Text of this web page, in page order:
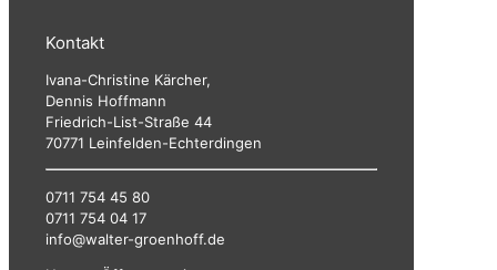
Kontakt
Ivana-Christine Kärcher,
Dennis Hoffmann
Friedrich-List-Straße 44
70771 Leinfelden-Echterdingen
0711 754 45 80
0711 754 04 17
info@walter-groenhoff.de